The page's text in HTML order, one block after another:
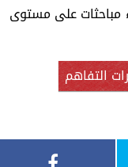
مباحثات على مستوى
التفاهم